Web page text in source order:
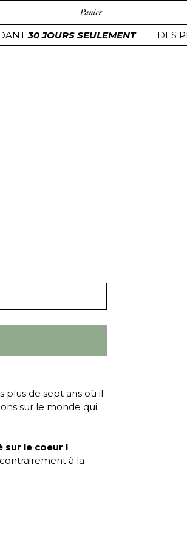
Panier
30 JOURS SEULEMENT DES
plus de sept ans où il
sur le monde qui
sur le coeur !
à la